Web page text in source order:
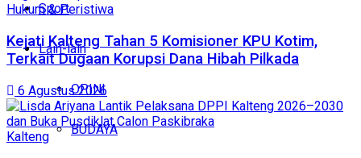
Sport
Lain-lain
OPINI
BUDAYA
Hukum & Peristiwa
Kejati Kalteng Tahan 5 Komisioner KPU Kotim,
Terkait Dugaan Korupsi Dana Hibah Pilkada
6 Agustus 2026
Kalteng